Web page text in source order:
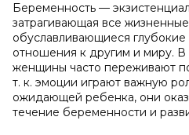
Беременность —
затрагивающая все
обуславливающиеся
отношения к другим и миру.
женщины часто переживают
т. к. эмоции играют важную
ожидающей ребенка, они
течение беременности и